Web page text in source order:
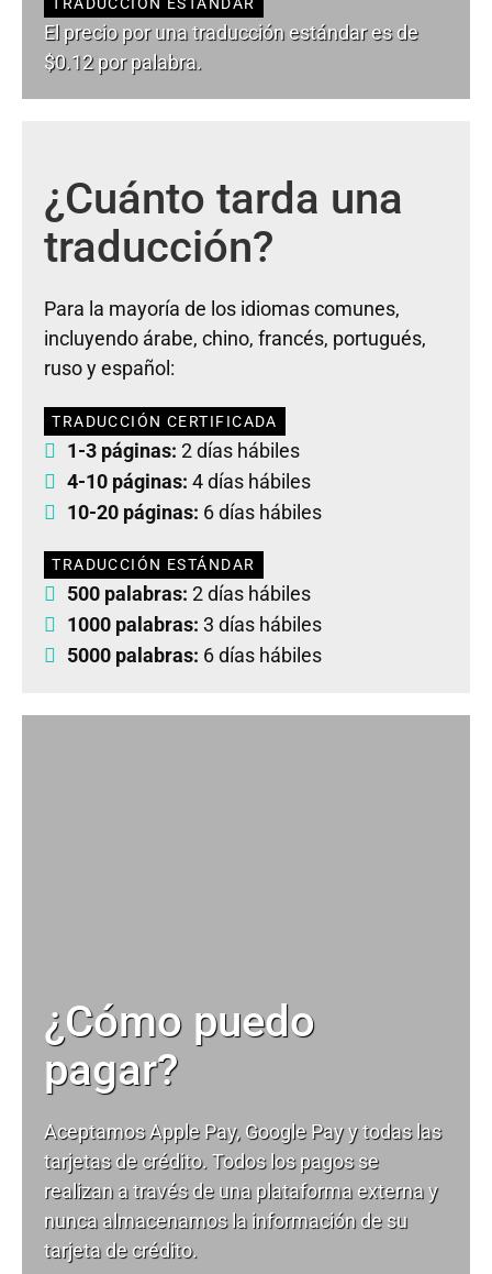
El precio por una traducción estándar es de
$0.12 por palabra.
¿Cuánto tarda una
traducción?
Para la mayoría de los idiomas comunes,
incluyendo árabe, chino, francés, portugués,
ruso y español:
TRADUCCIÓN CERTIFICADA
1-3 páginas: 2 días hábiles
4-10 páginas: 4 días hábiles
10-20 páginas: 6 días hábiles
TRADUCCIÓN ESTÁNDAR
500 palabras: 2 días hábiles
1000 palabras: 3 días hábiles
5000 palabras: 6 días hábiles
¿Cómo puedo
pagar?
Aceptamos Apple Pay, Google Pay y todas las
tarjetas de crédito. Todos los pagos se
realizan a través de una plataforma externa y
nunca almacenamos la información de su
tarjeta de crédito.